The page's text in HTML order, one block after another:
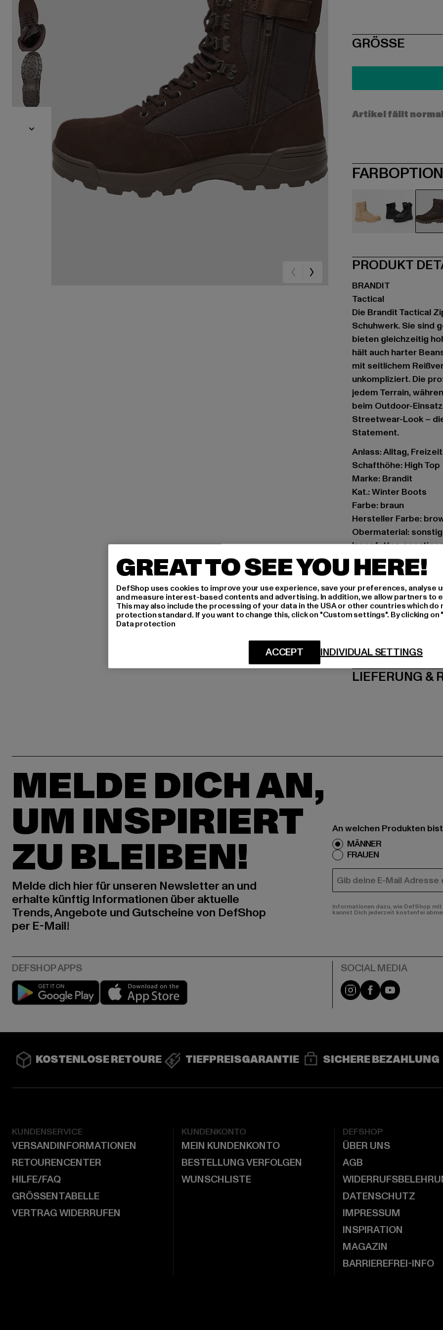
SIZE
GRÖSSE
Artikel fällt
PRODUKT
BRANDIT
Tactical
Die Brandit Tactical
Schuhwerk. Sie sind
bieten gleichzeitig
hält auch harter
mit seitlichem
unkompliziert. Die
jedem Terrain,
beim Outdoor-
Streetwear-Look –
Statement.
Anlass: Alltag, Freizeit
Schafthöhe: High Top
Marke: Brandit
Kat.: Winter Boots
Farbe: braun
Hersteller Farbe:
Obermaterial:
Innenfutter:
Art.Nr: BD9017-00075
Hersteller: Brandit
Spichernstraße 6a |
LIEFERUNG &
MELDE DICH AN,
UM INSPIRIERT
ZU BLEIBEN!
Melde dich hier für unseren Newsletter an und
erhalte künftig Informationen über aktuelle
Trends, Angebote und Gutscheine von DefShop
per E-Mail!
An welchen Produkten
MÄNNER
FRAUEN
E-MAIL
Informationen dazu, wie DefShop
kannst Dich jederzeit kostenfei
Play market Instagram
FacebookYouTube
KOSTENLOSE RETOURE TIEFPREISGARANTIE SICHERE BEZAHLUNG
KUNDENSERVICE
VERSANDINFORMATIONEN
RETOURENCENTER
HILFE/FAQ
GRÖSSENTABELLE
VERTRAG WIDERRUFEN
KUNDENKONTO
MEIN KUNDENKONTO
BESTELLUNG VERFOLGEN
WUNSCHLISTE
DEFSHOP
ÜBER UNS
AGB
DATENSCHUTZ
IMPRESSUM
INSPIRATION
MAGAZIN
BARRIEREFREI-INFO
GREAT TO SEE YOU HERE!
DefShop uses cookies to improve your use experience, save your preferences, analyse
and measure interest-based contents and advertising. In addition, we allow partners to
This may also include the processing of your data in the USA or other countries which do
protection standard. If you want to change this, click on "Custom settings". By clicking
Data protection
INDIVIDUAL SETTINGS
ACCEPT